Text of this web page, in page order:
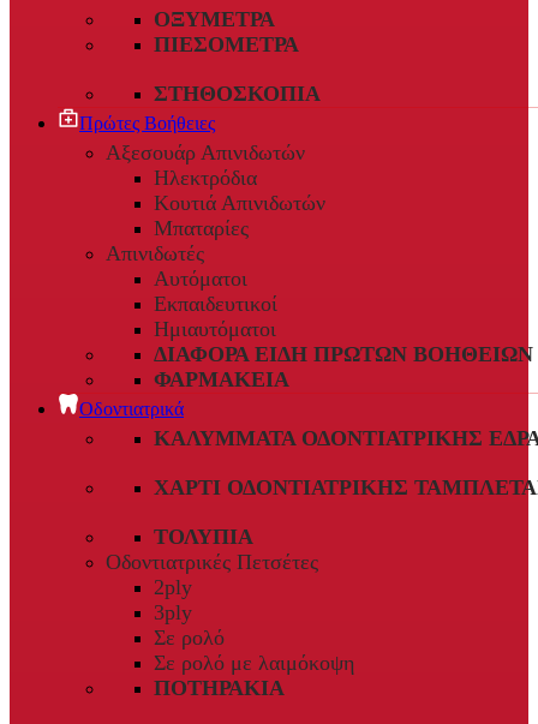
ΟΞΎΜΕΤΡΑ
ΠΙΕΣΌΜΕΤΡΑ
ΣΤΗΘΟΣΚΌΠΙΑ
Πρώτες Βοήθειες
Αξεσουάρ Απινιδωτών
Ηλεκτρόδια
Κουτιά Απινιδωτών
Μπαταρίες
Απινιδωτές
Αυτόματοι
Εκπαιδευτικοί
Ημιαυτόματοι
ΔΙΆΦΟΡΑ ΕΊΔΗ ΠΡΏΤΩΝ ΒΟΗΘΕΙΏΝ
ΦΑΡΜΑΚΕΊΑ
Οδοντιατρικά
ΚΑΛΎΜΜΑΤΑ ΟΔΟΝΤΙΑΤΡΙΚΉΣ
ΧΑΡΤΊ ΟΔΟΝΤΙΑΤΡΙΚΉΣ
ΤΟΛΎΠΙΑ
Οδοντιατρικές Πετσέτες
2ply
3ply
Σε ρολό
Σε ρολό με λαιμόκοψη
ΠΟΤΗΡΆΚΙΑ